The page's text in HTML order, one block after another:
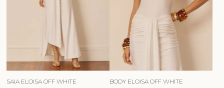
SAIA ELOISA OFF WHITE BODY ELOISA OFF WHITE